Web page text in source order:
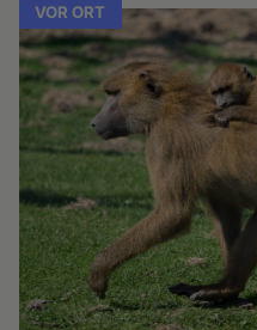
VOR ORT